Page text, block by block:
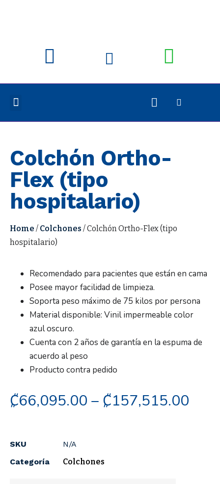
Colchón Ortho-
Flex (tipo
hospitalario)
Home / Colchones / Colchón Ortho-Flex (tipo
hospitalario)
Recomendado para pacientes que están en cama
Posee mayor facilidad de limpieza.
Soporta peso máximo de 75 kilos por persona
Material disponible: Vinil impermeable color
azul oscuro.
Cuenta con 2 años de garantía en la espuma de
acuerdo al peso
Producto contra pedido
₡66,095.00 – ₡157,515.00
SKU
N/A
Categoría
Colchones